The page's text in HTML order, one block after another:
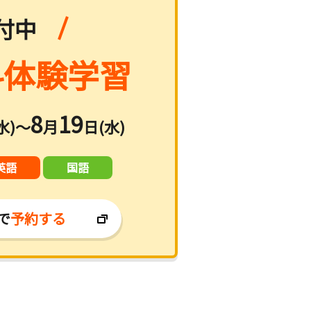
中
験学習
)～8月19日(水)
語 国語
予約する